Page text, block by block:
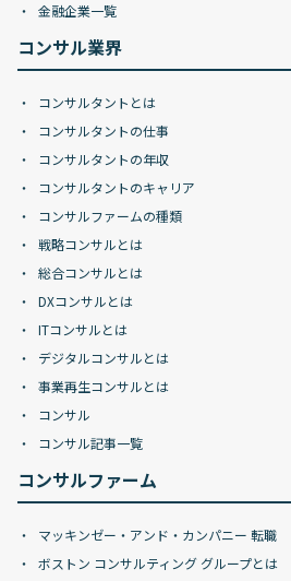
金融企業一覧
コンサル業界
コンサルタントとは
コンサルタントの仕事
コンサルタントの年収
コンサルタントのキャリア
コンサルファームの種類
戦略コンサルとは
総合コンサルとは
DXコンサルとは
ITコンサルとは
デジタルコンサルとは
事業再生コンサルとは
コンサル
コンサル記事一覧
コンサルファーム
マッキンゼー・アンド・カンパニー 転職
ボストン コンサルティング グループとは